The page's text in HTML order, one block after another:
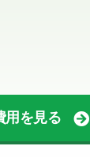
用を見る